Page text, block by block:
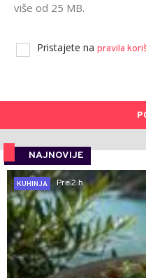
više od 25 MB.
Pristajete na pravila
NAJNOVIJE
KUHINJA
Pre 2 h